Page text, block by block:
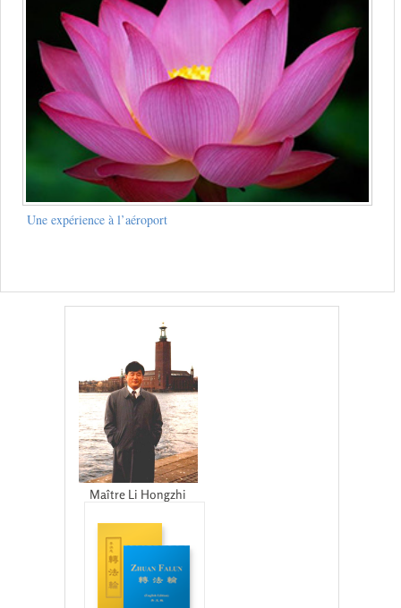
Une expérience à l’aéroport
Maître Li Hongzhi